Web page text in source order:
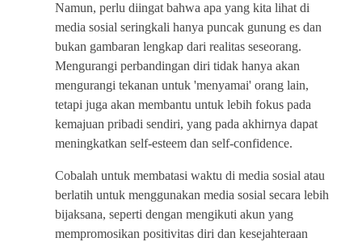
Namun, perlu diingat bahwa apa yang kita lihat di
media sosial seringkali hanya puncak gunung es dan
bukan gambaran lengkap dari realitas seseorang.
Mengurangi perbandingan diri tidak hanya akan
mengurangi tekanan untuk 'menyamai' orang lain,
tetapi juga akan membantu untuk lebih fokus pada
kemajuan pribadi sendiri, yang pada akhirnya dapat
meningkatkan self-esteem dan self-confidence.
Cobalah untuk membatasi waktu di media sosial atau
berlatih untuk menggunakan media sosial secara lebih
bijaksana, seperti dengan mengikuti akun yang
mempromosikan positivitas diri dan kesejahteraan